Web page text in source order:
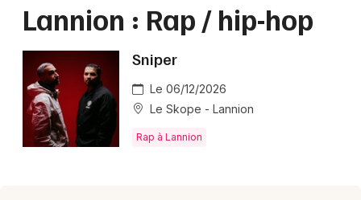
Grands événements
Activité & Expérience
Bordeaux
Lille
Lyon
Marseille
Lannion : Rap / hip-hop
Sniper
Le 06/12/2026
Le Skope - Lannion
Rap à Lannion
Partout
Près de moi Changer de lieu
Quand ?
Aujourd'hui
Demain Ce week-end